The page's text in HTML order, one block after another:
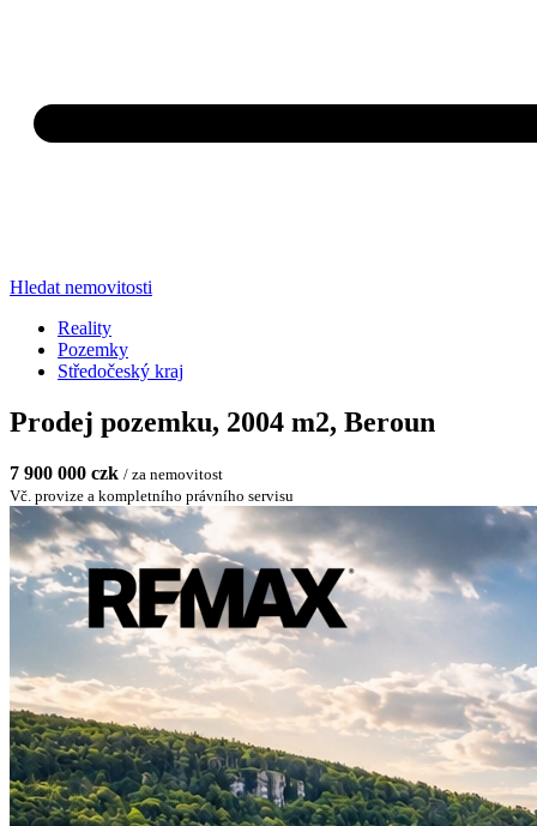
Hledat nemovitosti
Reality
Pozemky
Středočeský kraj
Prodej pozemku, 2004 m2, Beroun
7 900 000 czk / za nemovitost
Vč. provize a kompletního právního servisu